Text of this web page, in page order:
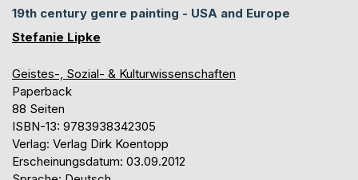
19th century genre painting - USA and Europe
Stefanie Lipke
Geistes-, Sozial- & Kulturwissenschaften
Paperback
88 Seiten
ISBN-13: 9783938342305
Verlag: Verlag Dirk Koentopp
Erscheinungsdatum: 03.09.2012